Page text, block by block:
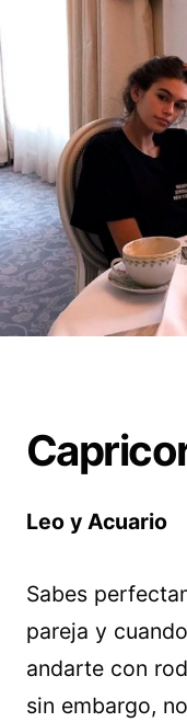
Leo y Acuario
Sabes
pareja y
andarte con
sin embargo,